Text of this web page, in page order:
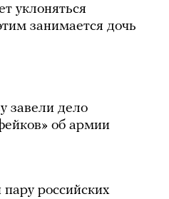
уклоняться
занимается дочь
завели дело
об армии
российских